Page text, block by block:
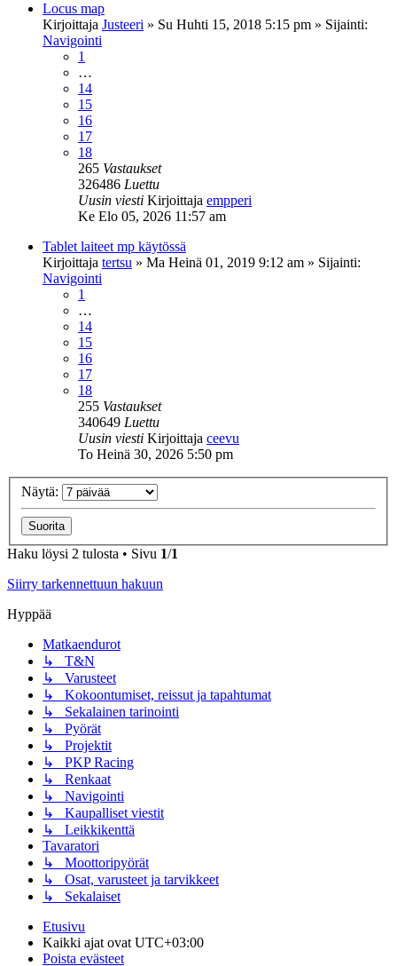
Locus map
Kirjoittaja Justeeri » Su Huhti 15, 2018 5:15 pm » Sijainti:
Navigointi
1
…
14
15
16
17
18
265 Vastaukset
326486 Luettu
Uusin viesti Kirjoittaja empperi
Ke Elo 05, 2026 11:57 am
Tablet laiteet mp käytössä
Kirjoittaja tertsu » Ma Heinä 01, 2019 9:12 am » Sijainti:
Navigointi
1
…
14
15
16
17
18
255 Vastaukset
340649 Luettu
Uusin viesti Kirjoittaja ceevu
To Heinä 30, 2026 5:50 pm
Näytä:
Haku löysi 2 tulosta • Sivu 1/1
Siirry tarkennettuun hakuun
Hyppää
Matkaendurot
↳ T&N
↳ Varusteet
↳ Kokoontumiset, reissut ja tapahtumat
↳ Sekalainen tarinointi
↳ Pyörät
↳ Projektit
↳ PKP Racing
↳ Renkaat
↳ Navigointi
↳ Kaupalliset viestit
↳ Leikkikenttä
Tavaratori
↳ Moottoripyörät
↳ Osat, varusteet ja tarvikkeet
↳ Sekalaiset
Etusivu
Kaikki ajat ovat UTC+03:00
Poista evästeet